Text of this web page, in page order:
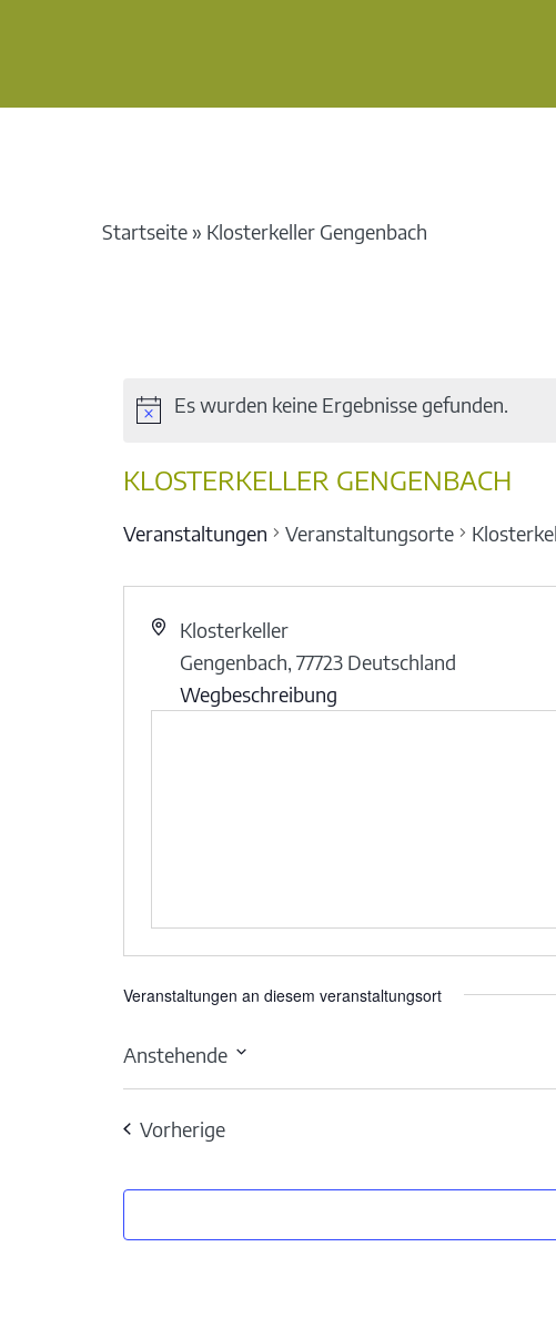
Startseite» Klosterkeller Gengenbach
Es wurden keine Ergebnisse gefunden.
KLOSTERKELLER GENGENBACH
Veranstaltungen Veranstaltungsorte
Klosterkeller
Gengenbach 77723 Deutschland
Wegbeschreibung
Veranstaltungen an diesem veranstaltungsort
Anstehende
Datum
VorherigeVeranstaltungen